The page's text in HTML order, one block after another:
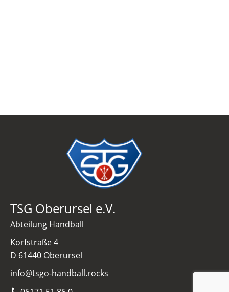
TSG Oberursel e.V.
Abteilung Handball
Korfstraße 4
D 61440 Oberursel
info@tsgo-handball.rocks